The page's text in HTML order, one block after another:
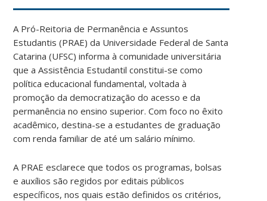
A Pró-Reitoria de Permanência e Assuntos
Estudantis (PRAE) da Universidade Federal de Santa
Catarina (UFSC) informa à comunidade universitária
que a Assistência Estudantil constitui-se como
política educacional fundamental, voltada à
promoção da democratização do acesso e da
permanência no ensino superior. Com foco no êxito
acadêmico, destina-se a estudantes de graduação
com renda familiar de até um salário mínimo.
A PRAE esclarece que todos os programas, bolsas
e auxílios são regidos por editais públicos
específicos, nos quais estão definidos os critérios,